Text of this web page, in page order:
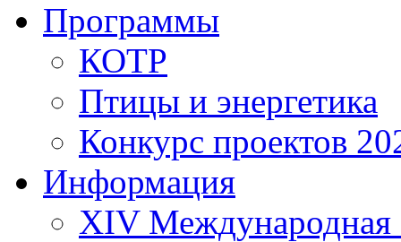
Программы
КОТР
Птицы и энергетика
Конкурс проектов
Информация
XIV Международная